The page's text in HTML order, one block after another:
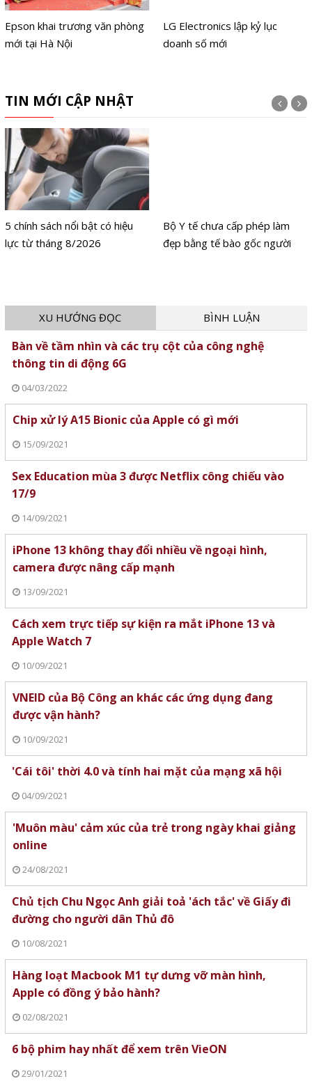
Epson khai trương văn phòng
mới tại Hà Nội
LG Electronics lập kỷ lục
doanh số mới
TIN MỚI CẬP NHẬT
5 chính sách nổi bật có hiệu
lực từ tháng 8/2026
Bộ Y tế chưa cấp phép làm
đẹp bằng tế bào gốc người
XU HƯỚNG ĐỌC BÌNH LUẬN
Bàn về tầm nhìn và các trụ cột của công nghệ
thông tin di động 6G
04/03/2022
Chip xử lý A15 Bionic của Apple có gì mới
15/09/2021
Sex Education mùa 3 được Netflix công chiếu vào
17/9
14/09/2021
iPhone 13 không thay đổi nhiều về ngoại hình,
camera được nâng cấp mạnh
13/09/2021
Cách xem trực tiếp sự kiện ra mắt iPhone 13 và
Apple Watch 7
10/09/2021
VNEID của Bộ Công an khác các ứng dụng đang
được vận hành?
10/09/2021
'Cái tôi' thời 4.0 và tính hai mặt của mạng xã hội
04/09/2021
'Muôn màu' cảm xúc của trẻ trong ngày khai giảng
online
24/08/2021
Chủ tịch Chu Ngọc Anh giải toả 'ách tắc' về Giấy đi
đường cho người dân Thủ đô
10/08/2021
Hàng loạt Macbook M1 tự dưng vỡ màn hình,
Apple có đồng ý bảo hành?
02/08/2021
6 bộ phim hay nhất để xem trên VieON
29/01/2021